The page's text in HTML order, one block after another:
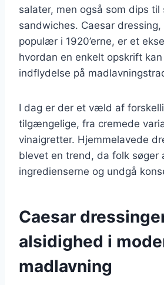
salater, men også som dips til
sandwiches. Caesar
populær i 1920’erne, er et
hvordan en enkelt opskrift
indflydelse på
I dag er der et væld af
tilgængelige, fra cremede
vinaigretter. Hjemmelavede
blevet en trend, da folk søger
ingredienserne og undgå
Caesar
alsidighed i
madlavning